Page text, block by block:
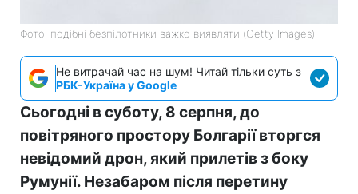
Фото: подібні безпілотники важко виявляти (Getty Images)
Не витрачай час на шум! Читай тільки суть з
РБК-Україна у Google
Сьогодні в суботу, 8 серпня, до
повітряного простору Болгарії вторгся
невідомий дрон, який прилетів з боку
Румунії. Незабаром після перетину